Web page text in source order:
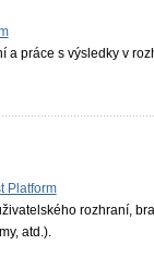
práce s výsledky v
Platform
rozhraní,
atd.).